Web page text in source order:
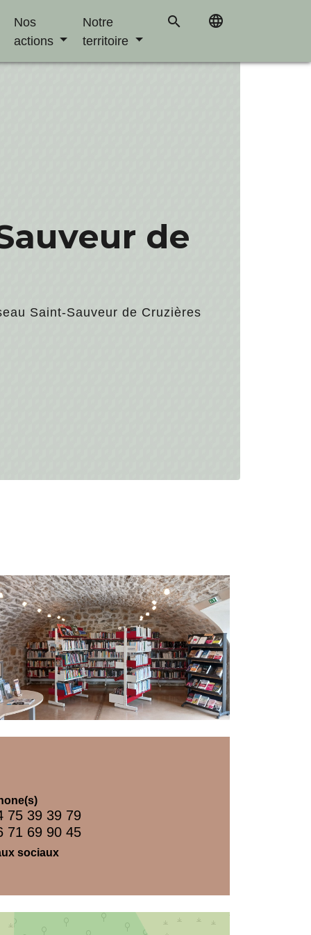
Nos
actions
Notre
territoire
search language
de
Saint-Sauveur de Cruzières
75 39 39 79
71 69 90 45
sociaux